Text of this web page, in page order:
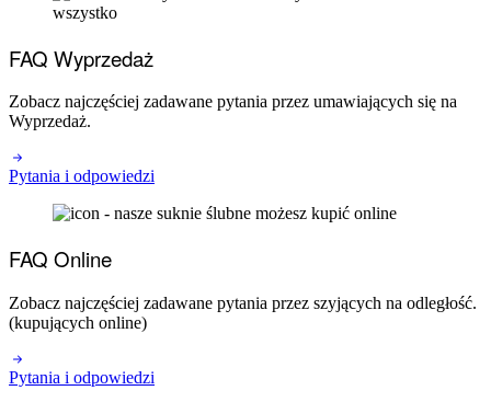
FAQ Wyprzedaż
Zobacz najczęściej zadawane pytania przez umawiających się na
Wyprzedaż.
Pytania i odpowiedzi
FAQ Online
Zobacz najczęściej zadawane pytania przez szyjących na odległość.
(kupujących online)
Pytania i odpowiedzi